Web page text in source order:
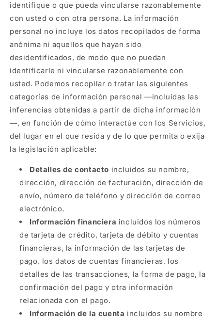
identifique o que pueda vincularse razonablemente
con usted o con otra persona. La información
personal no incluye los datos recopilados de forma
anónima ni aquellos que hayan sido
desidentificados, de modo que no puedan
identificarle ni vincularse razonablemente con
usted. Podemos recopilar o tratar las siguientes
categorías de información personal —incluidas las
inferencias obtenidas a partir de dicha información
—, en función de cómo interactúe con los Servicios,
del lugar en el que resida y de lo que permita o exija
la legislación aplicable:
Detalles de contacto incluidos su nombre,
dirección, dirección de facturación, dirección de
envío, número de teléfono y dirección de correo
electrónico.
Información financiera incluidos los números
de tarjeta de crédito, tarjeta de débito y cuentas
financieras, la información de las tarjetas de
pago, los datos de cuentas financieras, los
detalles de las transacciones, la forma de pago, la
confirmación del pago y otra información
relacionada con el pago.
Información de la cuenta incluidos su nombre